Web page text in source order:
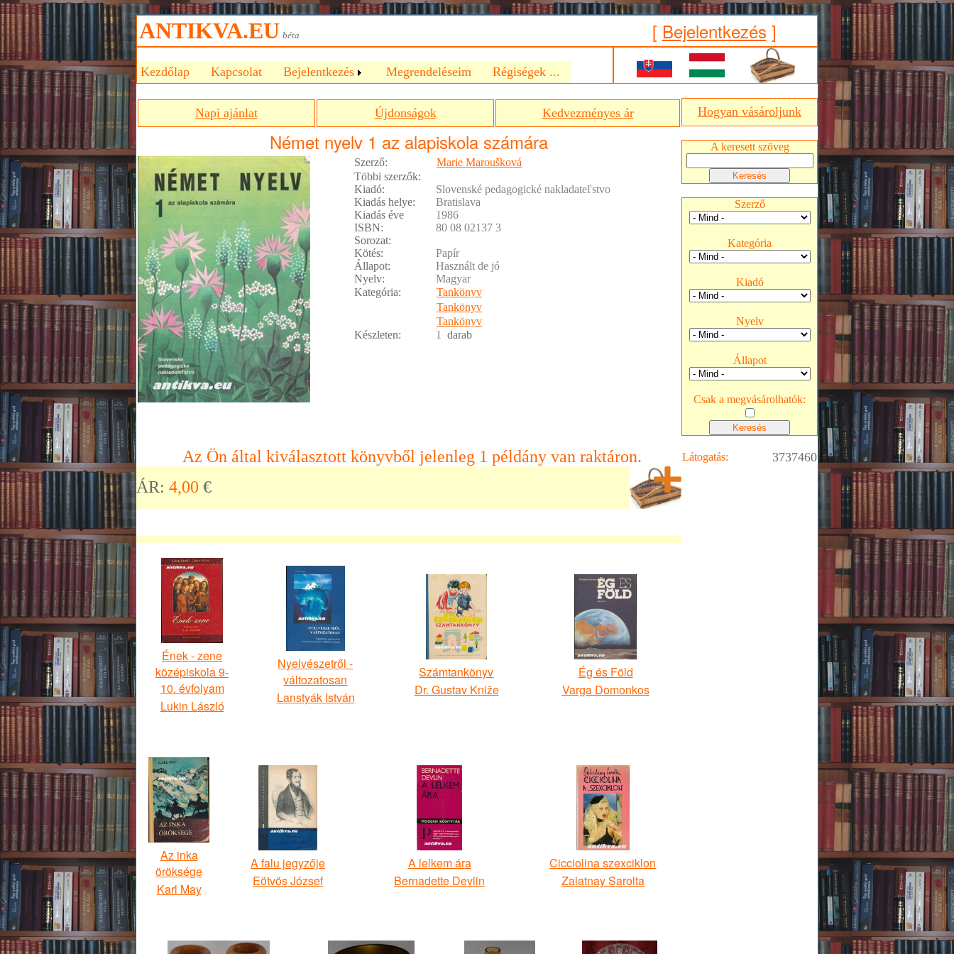
ANTIKVA.EU béta [ Bejelentkezés ]
Kezdőlap Kapcsolat Bejelentkezés Megrendeléseim Régiségek ...
Napi ajánlat Újdonságok Kedvezményes ár
Német nyelv 1 az alapiskola számára
Szerző:
Marie Maroušková
Többi szerzők:
Kiadó:
Slovenské pedagogické nakladateľstvo
Kiadás helye:
Bratislava
Kiadás éve
1986
ISBN:
80 08 02137 3
Sorozat:
Kötés:
Papír
Állapot:
Használt de jó
Nyelv:
Magyar
Kategória:
Tankönyv
Tankönyv
Tankönyv
Készleten:
1 darab
Az Ön által kiválasztott könyvből jelenleg 1 példány van raktáron.
ÁR: 4,00 €
Ének - zene
középiskola 9-
10. évfolyam
Lukin László
Nyelvészetről -
változatosan
Lanstyák István
Számtankönyv
Dr. Gustav Kniže
Ég és Föld
Varga Domonkos
Az inka
öröksége
Karl May
A falu jegyzője
Eötvös József
A lelkem ára
Bernadette Devlin
Cicciolina szexciklon
Zalatnay Sarolta
Hogyan vásároljunk
A keresett szöveg
Szerző
Kategória
Kiadó
Nyelv
Állapot
Csak a megvásárolhatók:
Látogatás: 3737460